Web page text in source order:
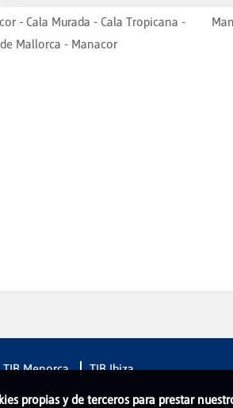
- Cala Murada - Cala Tropicana -
de Mallorca - Manacor
propias y de terceros para prestar
TIB Menorca TIB Ibiza